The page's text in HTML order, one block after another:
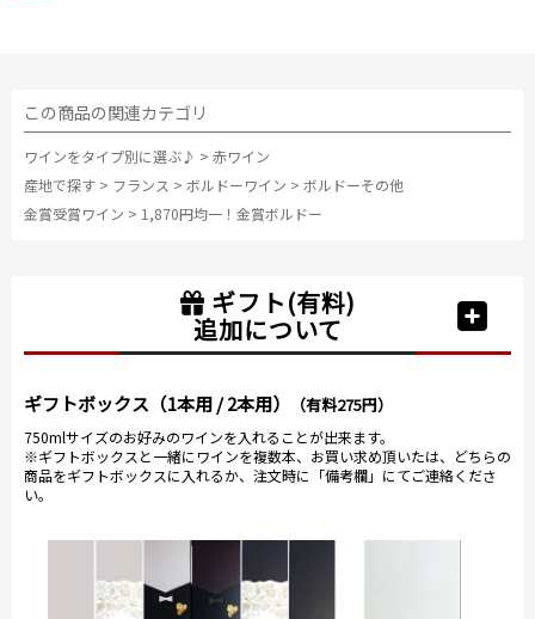
この商品の関連カテゴリ
ワインをタイプ別に選ぶ♪ > 赤ワイン
産地で探す > フランス > ボルドーワイン > ボルドーその他
金賞受賞ワイン > 1,870円均一！金賞ボルドー
ギフト(有料)
追加について
ギフトボックス（1本用 / 2本用） （有料275円）
750mlサイズのお好みのワインを入れることが出来ます。
※ギフトボックスと一緒にワインを複数本、お買い求め頂いたは、どちらの
商品をギフトボックスに入れるか、注文時に「備考欄」にてご連絡くださ
い。